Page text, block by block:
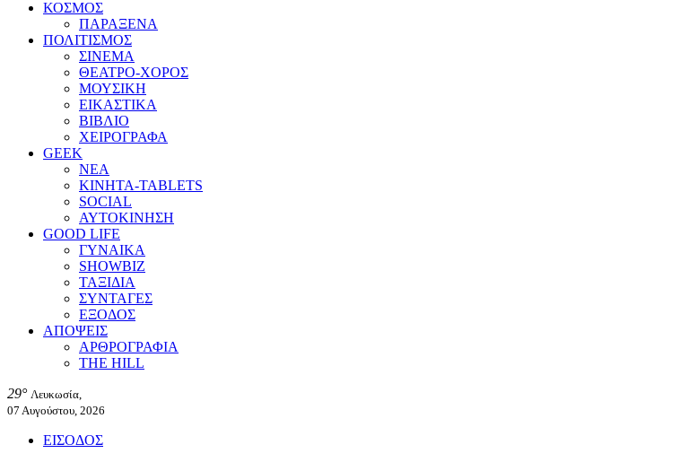
ΚΟΣΜΟΣ
ΠΑΡΑΞΕΝΑ
ΠΟΛΙΤΙΣΜΟΣ
ΣΙΝΕΜΑ
ΘΕΑΤΡΟ-ΧΟΡΟΣ
ΜΟΥΣΙΚΗ
ΕΙΚΑΣΤΙΚΑ
ΒΙΒΛΙΟ
ΧΕΙΡΟΓΡΑΦΑ
GEEK
ΝΕΑ
ΚΙΝΗΤΑ-TABLETS
SOCIAL
ΑΥΤΟΚΙΝΗΣΗ
GOOD LIFE
ΓΥΝΑΙΚΑ
SHOWBIZ
ΤΑΞΙΔΙΑ
ΣΥΝΤΑΓΕΣ
ΕΞΟΔΟΣ
ΑΠΟΨΕΙΣ
ΑΡΘΡΟΓΡΑΦΙΑ
THE HILL
29° Λευκωσία,
07 Αυγούστου, 2026
ΕΙΣΟΔΟΣ